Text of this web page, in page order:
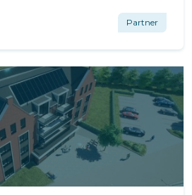
herbergen. Blok A
en wordt zo’n 33
de aanvoerder van
Partner